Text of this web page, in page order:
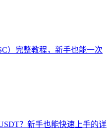
）完整教程，新手也能一次
？新手也能快速上手的详